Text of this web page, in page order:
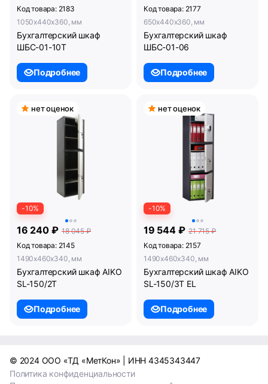
Код товара: 2183
1050x440x360, мм
Бухгалтерский шкаф
ШБС-01-10Т
Подробнее
Код товара: 2177
650x440x360, мм
Бухгалтерский шкаф
ШБС-01-06
Подробнее
нет оценок
-10%
16 240 ₽ 18 045 ₽
Код товара: 2145
1490x460x340, мм
Бухгалтерский шкаф AIKO
SL-150/2Т
Подробнее
нет оценок
-10%
19 544 ₽ 21 715 ₽
Код товара: 2157
1490x460x340, мм
Бухгалтерский шкаф AIKO
SL-150/3Т EL
Подробнее
© 2024 ООО «ТД «МетКон» | ИНН 4345343447
Политика конфиденциальности